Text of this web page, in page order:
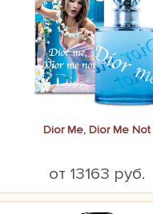
Dior Me, Dior Me Not
от 13163 руб.